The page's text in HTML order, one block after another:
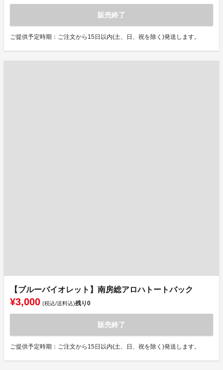
販売終了
ご提供予定時期：ご注文から15日以内(土、日、祝を除く)発送します。
【ブルーバイオレット】南房総アロハトートバック
¥3,000 (税込/送料込)残り0
販売終了
ご提供予定時期：ご注文から15日以内(土、日、祝を除く)発送します。